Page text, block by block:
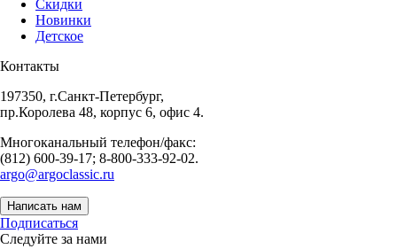
Скидки
Новинки
Детское
Контакты
197350, г.Санкт-Петербург,
пр.Королева 48, корпус 6, офис 4.
Многоканальный телефон/факс:
(812) 600-39-17; 8-800-333-92-02.
argo@argoclassic.ru
Написать нам
Подписаться
Следуйте за нами